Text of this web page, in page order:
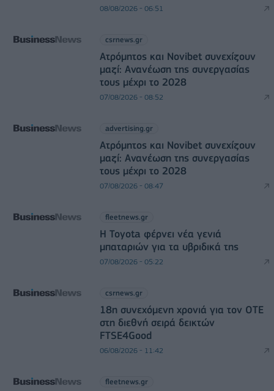
08/08/2026 - 06:51
csrnews.gr
Ατρόμητος και Novibet συνεχίζουν
μαζί: Ανανέωση της συνεργασίας
τους μέχρι το 2028
07/08/2026 - 08:52
advertising.gr
Ατρόμητος και Novibet συνεχίζουν
μαζί: Ανανέωση της συνεργασίας
τους μέχρι το 2028
07/08/2026 - 08:47
fleetnews.gr
Η Toyota φέρνει νέα γενιά
μπαταριών για τα υβριδικά της
07/08/2026 - 05:22
csrnews.gr
18η συνεχόμενη χρονιά για τον ΟΤΕ
στη διεθνή σειρά δεικτών
FTSE4Good
06/08/2026 - 11:42
fleetnews.gr